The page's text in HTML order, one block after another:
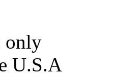
only
U.S.A